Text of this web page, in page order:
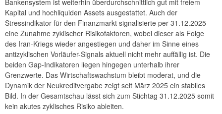
2022
2021
2020
2019
2018
2017
Kapital und hochliquiden Assets ausgestattet. Auch der
Stressindikator für den Finanzmarkt signalisierte per 31.12.2025
eine Zunahme zyklischer Risikofaktoren, wobei dieser als Folge
des Iran-Kriegs wieder angestiegen und daher im Sinne eines
antizyklischen Vorläufer-Signals aktuell nicht mehr auffällig ist. Die
beiden Gap‑Indikatoren liegen hingegen unterhalb ihrer
Grenzwerte. Das Wirtschaftswachstum bleibt moderat, und die
Dynamik der Neukreditvergabe zeigt seit März 2025 ein stabiles
Bild. In der Gesamtschau lässt sich zum Stichtag 31.12.2025 somit
kein akutes zyklisches Risiko ableiten.